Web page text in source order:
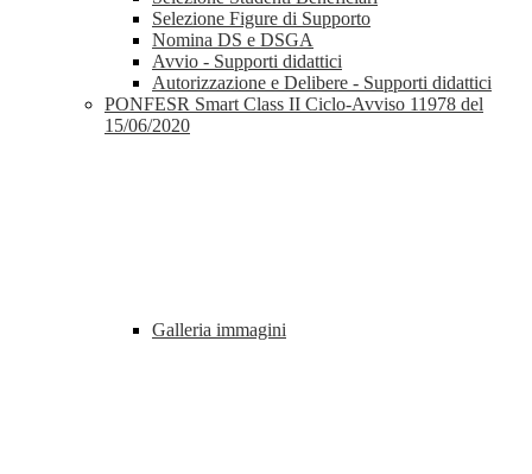
Selezione Figure di Supporto
Nomina DS e DSGA
Avvio - Supporti didattici
Autorizzazione e Delibere - Supporti didattici
PONFESR Smart Class II Ciclo-Avviso 11978 del
15/06/2020
Galleria immagini